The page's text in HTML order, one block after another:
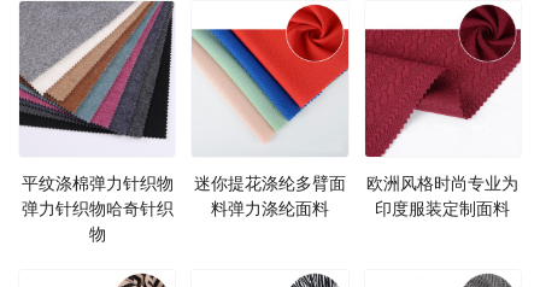
平纹涤棉弹力针织物
弹力针织物哈奇针织
物
迷你提花涤纶多臂面
料弹力涤纶面料
欧洲风格时尚专业为
印度服装定制面料